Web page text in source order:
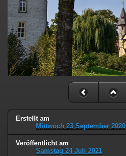
Erstellt am
Mittwoch 23 September 2020
Veröffentlicht am
Samstag 24 Juli 2021